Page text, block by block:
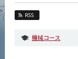
RSS
機械コース
Education